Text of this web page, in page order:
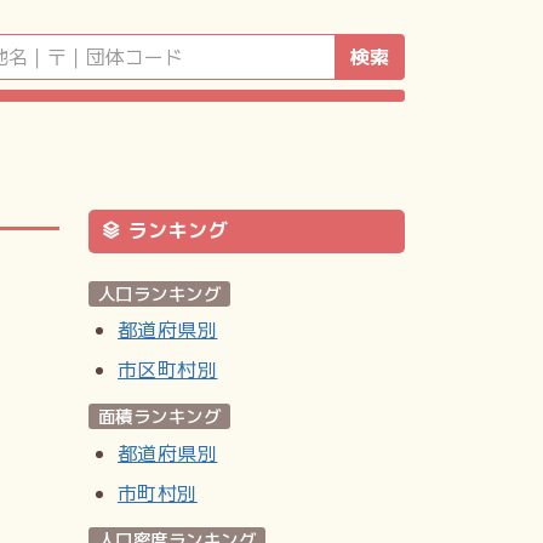
検索
ランキング
人口ランキング
都道府県別
市区町村別
面積ランキング
都道府県別
市町村別